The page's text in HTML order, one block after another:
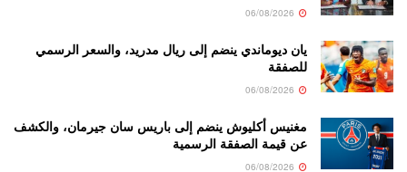
يان ديوماندي ينضم إلى ريال مدريد، والسعر الرسمي
للصفقة
مغنيس أكليوش ينضم إلى باريس سان جيرمان، والكشف
عن قيمة الصفقة الرسمية